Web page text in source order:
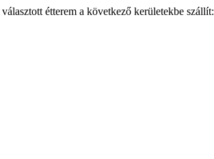
étterem a következő kerületekbe szállít: